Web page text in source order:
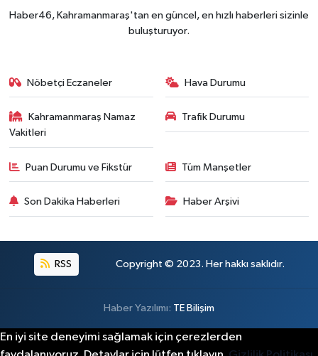
Haber46, Kahramanmaraş'tan en güncel, en hızlı haberleri sizinle
buluşturuyor.
Nöbetçi Eczaneler Hava Durumu
Kahramanmaraş Namaz
Vakitleri
Trafik Durumu
Puan Durumu ve Fikstür Tüm Manşetler
Son Dakika Haberleri Haber Arşivi
RSS Copyright © 2023. Her hakkı saklıdır.
Haber Yazılımı: TE Bilişim
En iyi site deneyimi sağlamak için çerezlerden